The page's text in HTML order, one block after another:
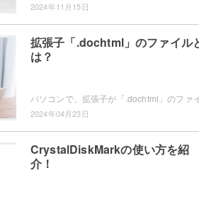
2024年11月15日
拡張子「.dochtml」のファイル
は？
2024年04月23日
CrystalDiskMarkの使い方を紹
介！